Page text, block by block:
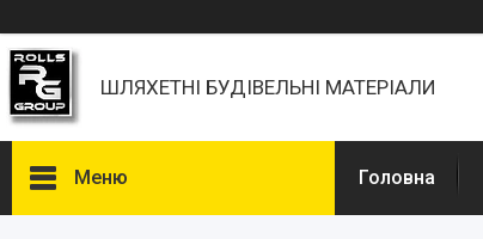
ШЛЯХЕТНІ БУДІВЕЛЬНІ МАТЕРІАЛИ
Меню Головна